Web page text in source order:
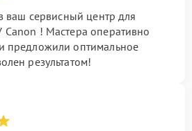
ваш сервисный центр для
! Мастера оперативно
предложили оптимальное
результатом!